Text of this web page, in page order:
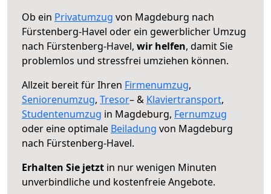
Ob ein Privatumzug von Magdeburg nach
Fürstenberg-Havel oder ein gewerblicher Umzug
nach Fürstenberg-Havel, wir helfen, damit Sie
problemlos und stressfrei umziehen können.
Allzeit bereit für Ihren Firmenumzug,
Seniorenumzug, Tresor– & Klaviertransport,
Studentenumzug in Magdeburg, Fernumzug
oder eine optimale Beiladung von Magdeburg
nach Fürstenberg-Havel.
Erhalten Sie jetzt in nur wenigen Minuten
unverbindliche und kostenfreie Angebote.